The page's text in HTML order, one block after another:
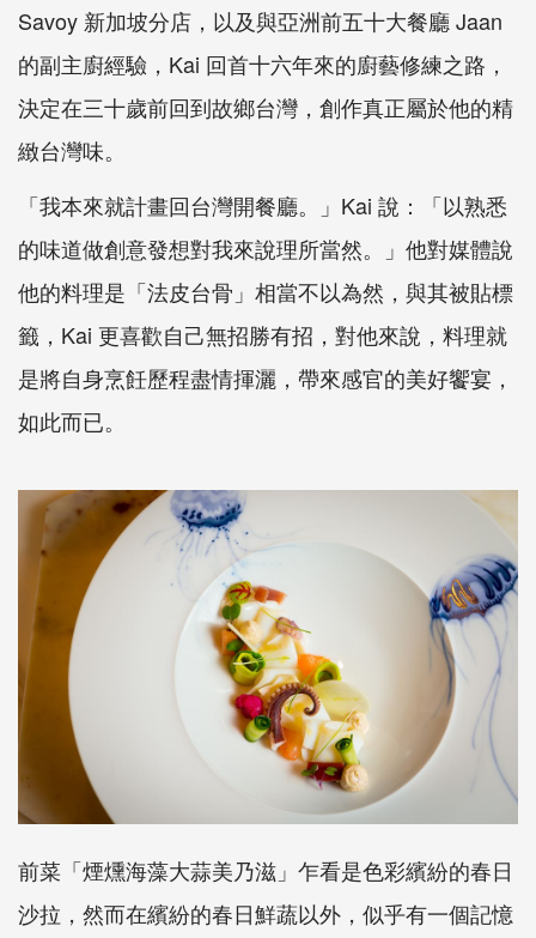
Savoy 新加坡分店，以及與亞洲前五十大餐廳 Jaan
的副主廚經驗，Kai 回首十六年來的廚藝修練之路，
決定在三十歲前回到故鄉台灣，創作真正屬於他的精
緻台灣味。
「我本來就計畫回台灣開餐廳。」Kai 說：「以熟悉
的味道做創意發想對我來說理所當然。」他對媒體說
他的料理是「法皮台骨」相當不以為然，與其被貼標
籤，Kai 更喜歡自己無招勝有招，對他來說，料理就
是將自身烹飪歷程盡情揮灑，帶來感官的美好饗宴，
如此而已。
前菜「煙燻海藻大蒜美乃滋」乍看是色彩繽紛的春日
沙拉，然而在繽紛的春日鮮蔬以外，似乎有一個記憶